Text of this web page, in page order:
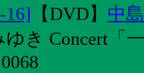
16] 【DVD】 中
ゆき Concert